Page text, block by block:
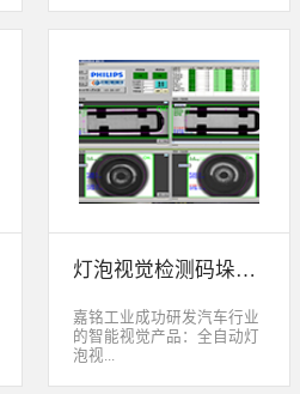
灯泡视觉检测码垛系统
嘉铭工业成功研发汽车行业
的智能视觉产品：全自动灯
泡视...